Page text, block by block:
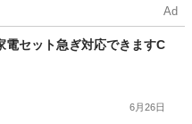
Ad
電セット急ぎ対応できますC
6月26日